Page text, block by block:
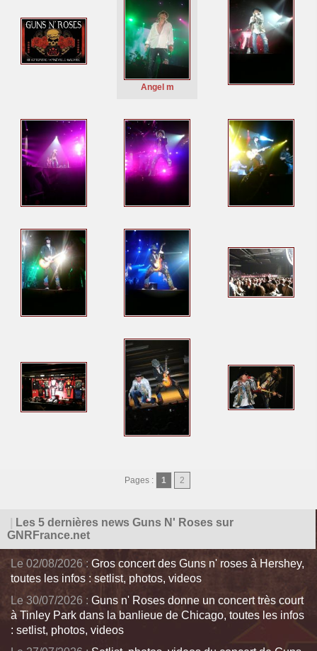
Angel m
Pages : 1 2
Les 5 dernières news Guns N' Roses sur
GNRFrance.net
Le 02/08/2026 :Gros concert des Guns n' roses à Hershey,
toutes les infos : setlist, photos, videos
Le 30/07/2026 : Guns n' Roses donne un concert très court
à Tinley Park dans la banlieue de Chicago, toutes les infos
: setlist, photos, videos